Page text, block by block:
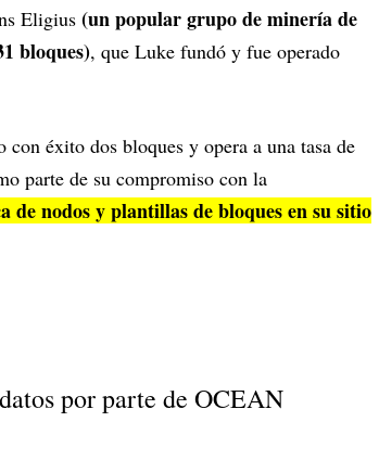
Eligius (un popular grupo de minería de
bloques), que Luke fundó y fue operado
éxito dos bloques y opera a una tasa de
parte de su compromiso con la
de nodos y plantillas de bloques en su sitio
por parte de OCEAN